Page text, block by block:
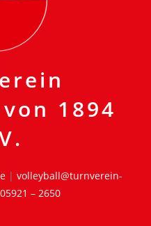
1894
| volleyball@turnverein-
05921 – 2650